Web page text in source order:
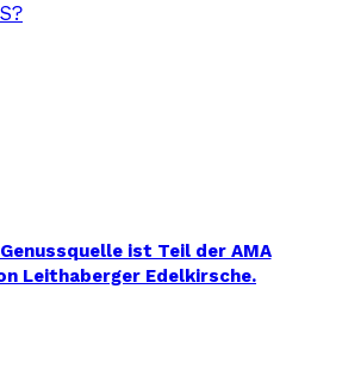
ist Teil der AMA
Leithaberger Edelkirsche.